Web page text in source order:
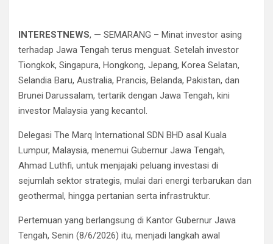
INTERESTNEWS, — SEMARANG – Minat investor asing
terhadap Jawa Tengah terus menguat. Setelah investor
Tiongkok, Singapura, Hongkong, Jepang, Korea Selatan,
Selandia Baru, Australia, Prancis, Belanda, Pakistan, dan
Brunei Darussalam, tertarik dengan Jawa Tengah, kini
investor Malaysia yang kecantol.
Delegasi The Marq International SDN BHD asal Kuala
Lumpur, Malaysia, menemui Gubernur Jawa Tengah,
Ahmad Luthfi, untuk menjajaki peluang investasi di
sejumlah sektor strategis, mulai dari energi terbarukan dan
geothermal, hingga pertanian serta infrastruktur.
Pertemuan yang berlangsung di Kantor Gubernur Jawa
Tengah, Senin (8/6/2026) itu, menjadi langkah awal